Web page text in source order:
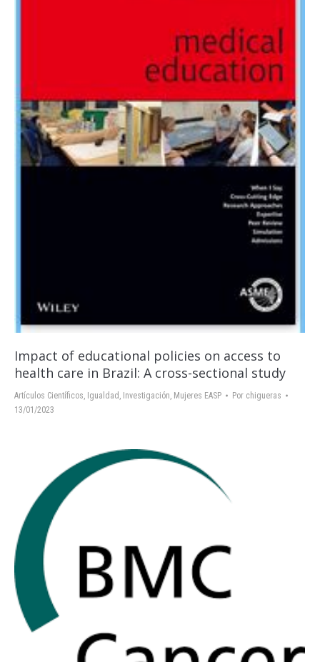
Impact of educational policies on access to
health care in Brazil: A cross-sectional study
Artículos Científicos Igualdad Investigación Mujeres EASP Por chigueras
13/01/2023